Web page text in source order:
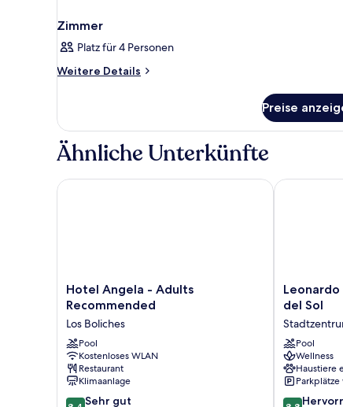
Zimmer
Platz für 4 Personen
Weitere Details
Weitere
Preise
Ähnliche Unterkünfte
Hotel
Angela
Adults
Recommended
Los
Boliches
Hotel Angela - Adults
Recommended
Los Boliches
Pool
Kostenloses WLAN
Restaurant
Klimaanlage
8.4 Sehr gut
Hotel Angela - Adults Recommended
Leonardo
Hotel
Costa
del
Sol
von
Fuengirola
del Sol
Pool
Wellness
Haustiere
8.8
Leonardo